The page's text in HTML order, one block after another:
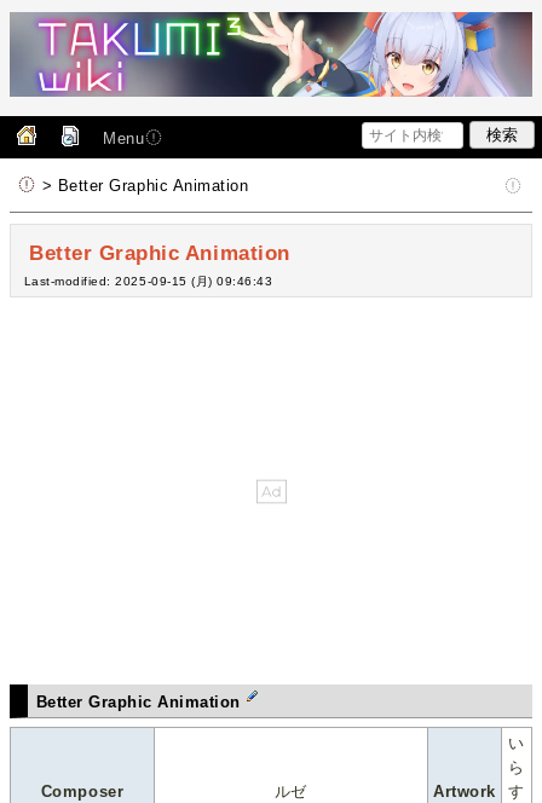
Menu
> Better Graphic Animation
Better Graphic Animation
Last-modified: 2025-09-15 (月) 09:46:43
Better Graphic Animation
Composer ルゼ Artwork
い
ら
す